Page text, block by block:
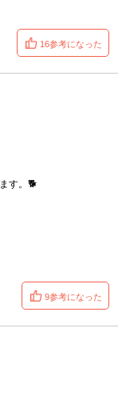
16参考になった
す。🐕
9参考になった